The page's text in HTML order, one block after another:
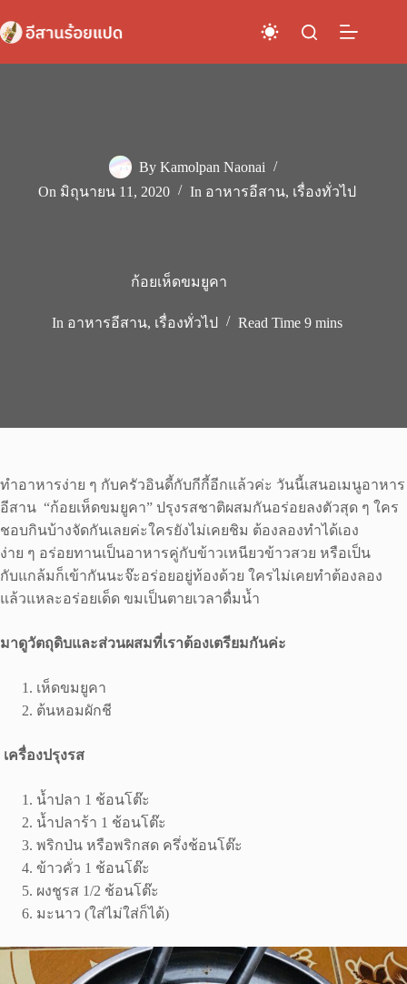
to
content
By Kamolpan Naonai
On มิถุนายน 11, 2020 In อาหารอีสาน, เรื่องทั่วไป
ก้อยเห็ดขมยูคา
In อาหารอีสาน, เรื่องทั่วไป Read Time 9 mins
ทำอาหารง่าย ๆ กับครัวอินดี้กับกีกี้อีกแล้วค่ะ วันนี้เสนอเมนูอาหาร
อีสาน “ก้อยเห็ดขมยูคา” ปรุงรสชาติผสมกันอร่อยลงตัวสุด ๆ ใคร
ชอบกินบ้างจัดกันเลยค่ะใครยังไม่เคยชิม ต้องลองทำได้เอง
ง่าย ๆ อร่อยทานเป็นอาหารคู่กับข้าวเหนียวข้าวสวย หรือเป็น
กับแกล้มก็เข้ากันนะจ๊ะอร่อยอยู่ท้องด้วย ใครไม่เคยทำต้องลอง
แล้วแหละอร่อยเด็ด ขมเป็นตายเวลาดื่มน้ำ
มาดูวัตถุดิบและส่วนผสมที่เราต้องเตรียมกันค่ะ
เห็ดขมยูคา
ต้นหอมผักชี
เครื่องปรุงรส
น้ำปลา 1 ช้อนโต๊ะ
น้ำปลาร้า 1 ช้อนโต๊ะ
พริกป่น หรือพริกสด ครึ่งช้อนโต๊ะ
ข้าวคั่ว 1 ช้อนโต๊ะ
ผงชูรส 1/2 ช้อนโต๊ะ
มะนาว (ใส่ไม่ใส่ก็ได้)